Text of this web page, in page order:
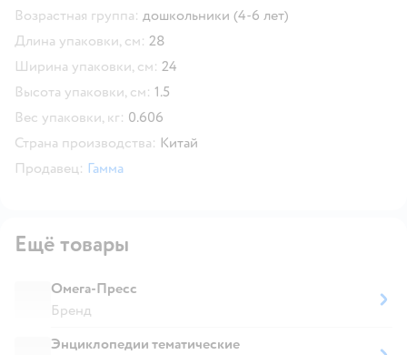
Возрастная группа: дошкольники (4-6 лет)
Длина упаковки, см: 28
Ширина упаковки, см: 24
Высота упаковки, см: 1.5
Вес упаковки, кг: 0.606
Страна производства: Китай
Продавец: Гамма
Ещё товары
Омега-Пресс
Бренд
Энциклопедии тематические